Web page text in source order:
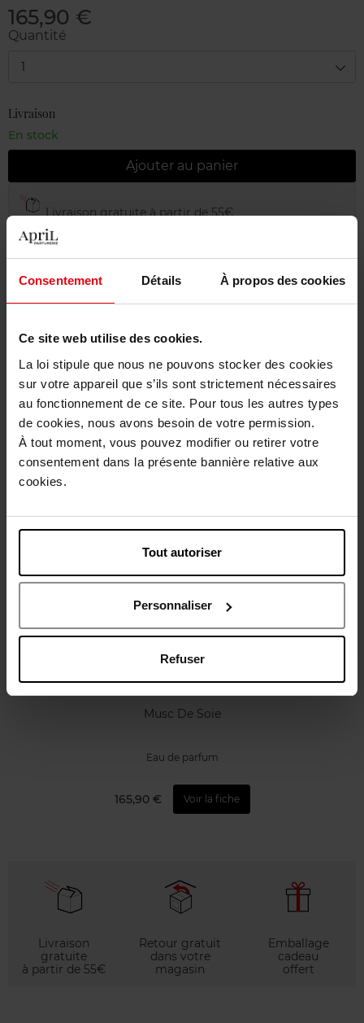
Consentement Détails À propos des cookies
Ce site web utilise des cookies.
La loi stipule que nous ne pouvons stocker des cookies
sur votre appareil que s’ils sont strictement nécessaires
au fonctionnement de ce site. Pour tous les autres types
de cookies, nous avons besoin de votre permission.
À tout moment, vous pouvez modifier ou retirer votre
consentement dans la présente bannière relative aux
cookies.
Tout autoriser
Personnaliser
Refuser
165,90 €
Quantité
1
Livraison
En stock
Ajouter au panier
Livraison gratuite à partir de 55€
Retour gratuit dans votre magasin
Description
Caractéristiques
Avis client
Vous aimerez peut-être
VAN CLEEF & ARPELS
Musc De Soie
Eau de parfum
165,90 € Voir la fiche
Livraison
gratuite
à partir de 55€
Retour gratuit
dans votre
magasin
Emballage
cadeau
offert